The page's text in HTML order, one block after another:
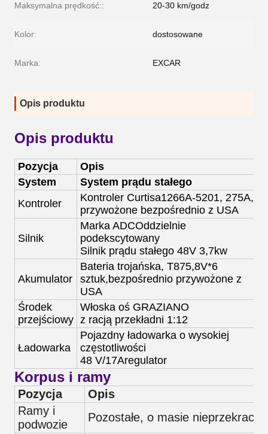
Maksymalna prędkość:: 20-30 km/godz
Kolor: dostosowane
Marka: EXCAR
Opis produktu
Opis produktu
Pozycja
Opis
System
System prądu stałego
Kontroler
Kontroler Curtisa1266A-5201, 275A,
przywożone bezpośrednio z USA
Silnik
Marka ADCOddzielnie
podekscytowany
Silnik prądu stałego 48V 3,7kw
Akumulator
Bateria trojańska, T875,8V*6
sztuk,bezpośrednio przywożone z
USA
Środek
przejściowy
Włoska oś GRAZIANO
z racją przekładni 1:12
Ładowarka
Pojazdny ładowarka o wysokiej
częstotliwości
48 V/17Aregulator
Korpus i ramy
Pozycja
Opis
Ramy i
podwozie
Pozostałe, o masie